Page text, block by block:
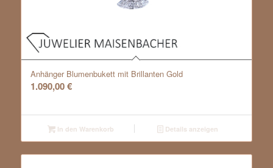
Anhänger Blumenbukett mit Brillanten Gold
1.090,00€
In den Warenkorb Details anzeigen